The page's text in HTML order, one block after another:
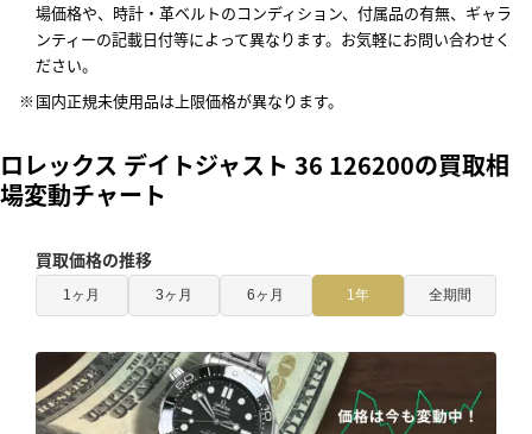
場価格や、時計・革ベルトのコンディション、付属品の有無、ギャラ
ンティーの記載日付等によって異なります。お気軽にお問い合わせく
ださい。
国内正規未使用品は上限価格が異なります。
ロレックス デイトジャスト 36 126200の買取相
場変動チャート
買取価格の推移
1ヶ月 3ヶ月 6ヶ月 1年 全期間